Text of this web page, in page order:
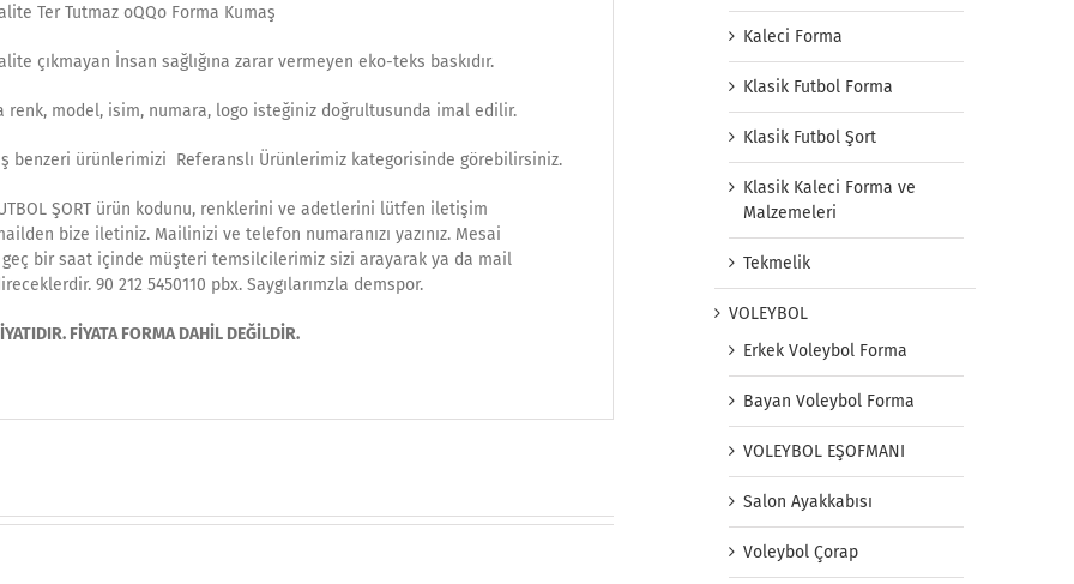
Ter Tutmaz oQQo Forma Kumaş
çıkmayan İnsan sağlığına zarar vermeyen eko-teks baskıdır.
renk, model, isim, numara, logo isteğiniz doğrultusunda imal edilir.
benzeri ürünlerimizi Referanslı Ürünlerimiz kategorisinde görebilirsiniz.
ŞORT ürün kodunu, renklerini ve adetlerini lütfen iletişim
bize iletiniz. Mailinizi ve telefon numaranızı yazınız. Mesai
bir saat içinde müşteri temsilcilerimiz sizi arayarak ya da mail
90 212 5450110 pbx. Saygılarımzla demspor.
FİYATA FORMA DAHİL DEĞİLDİR.
Kaleci Forma
Klasik Futbol Forma
Klasik Futbol Şort
Klasik Kaleci Forma ve
Malzemeleri
Tekmelik
VOLEYBOL
Erkek Voleybol Forma
Bayan Voleybol Forma
VOLEYBOL EŞOFMANI
Salon Ayakkabısı
Voleybol Çorap